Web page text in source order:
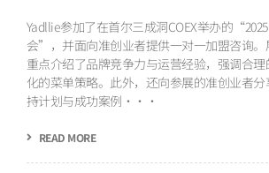
Yadllie参加了在首尔三成洞COEX举办的
会”，并面向准创业者提供一对一加盟咨询。
重点介绍了品牌竞争力与运营经验，强调合
化的菜单策略。此外，还向参展的准创业者
持计划与成功案例···
READ MORE